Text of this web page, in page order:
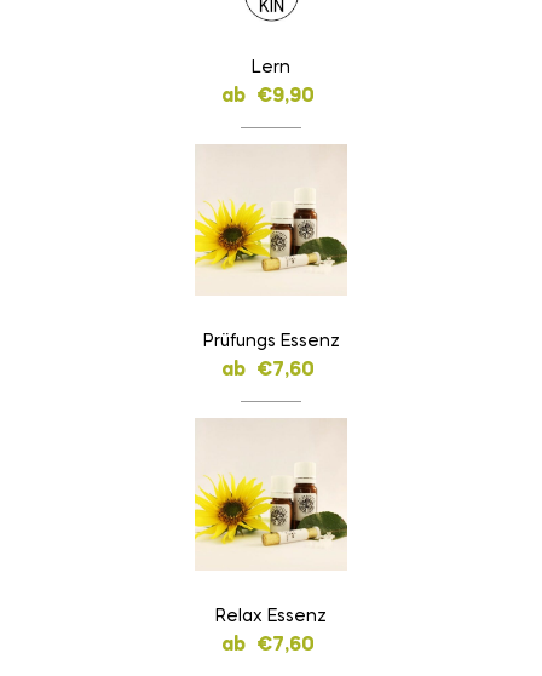
Lern
ab €9,90
Prüfungs Essenz
ab €7,60
Relax Essenz
ab €7,60